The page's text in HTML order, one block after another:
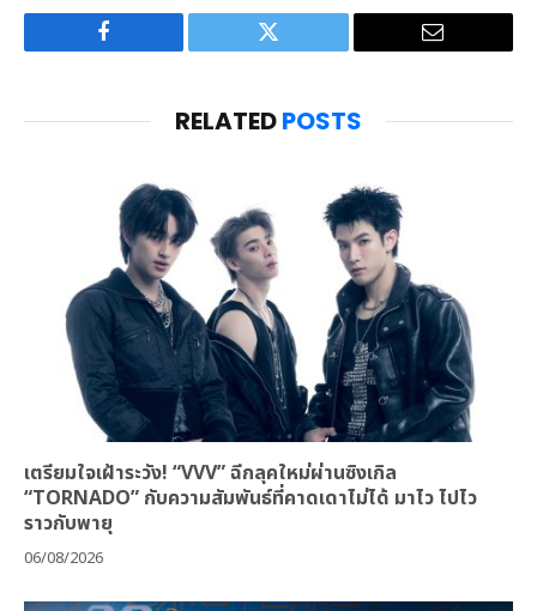
Facebook Twitter Email
RELATEDPOSTS
เตรียมใจเฝ้าระวัง! “VVV” ฉีกลุคใหม่ผ่านซิงเกิล
“TORNADO” กับความสัมพันธ์ที่คาดเดาไม่ได้ มาไว ไปไว
ราวกับพายุ
06/08/2026